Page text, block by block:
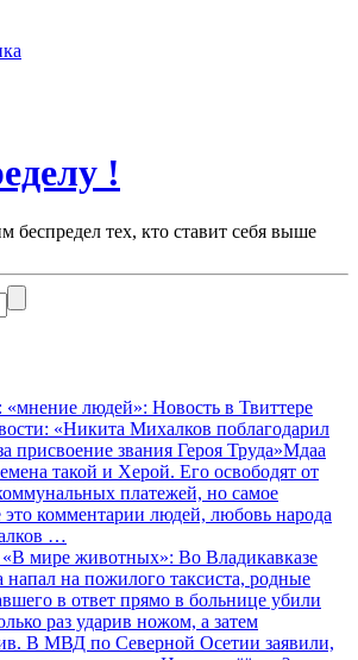
!
беспредел тех, кто ставит себя выше
«мнение людей»: Новость в Твиттере
«Никита Михалков поблагодарил
присвоение звания Героя Труда»Мдаа
такой и Херой. Его освободят от
платежей, но самое
это комментарии людей, любовь народа
…
мире животных»: Во Владикавказе
на пожилого таксиста, родные
в ответ прямо в больнице убили
раз ударив ножом, а затем
В МВД по Северной Осетии заявили,